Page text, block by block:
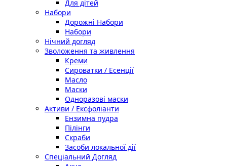
Для дітей
Набори
Дорожні Набори
Набори
Нічний догляд
Зволоження та живлення
Креми
Сироватки / Есенції
Масло
Маски
Одноразові маски
Активи / Ексфоліанти
Ензимна пудра
Пілінги
Скраби
Засоби локальної дії
Спеціальний Догляд